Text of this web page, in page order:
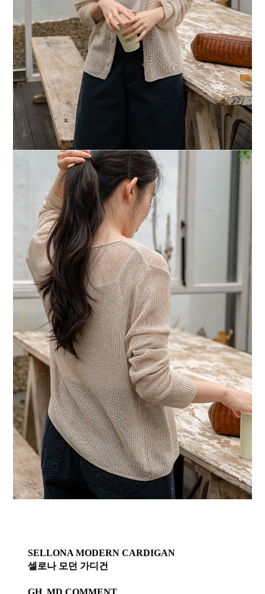
SELLONA MODERN CARDIGAN
셀로나 모던 가디건
GH_MD COMMENT